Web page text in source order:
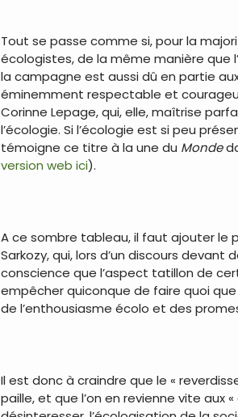
Tout se passe comme si, pour la
écologistes, de la même manière que
la campagne est aussi dû en partie aux
éminemment respectable et
Corinne Lepage, qui, elle, maîtrise
l’écologie. Si l’écologie est si peu
témoigne ce titre à la une du Monde
version web ici).
A ce sombre tableau, il faut ajouter le
Sarkozy, qui, lors d’un discours devant
conscience que l’aspect tatillon de
empêcher quiconque de faire quoi
de l’enthousiasme écolo et des
Il est donc à craindre que le «
paille, et que l’on en revienne vite aux